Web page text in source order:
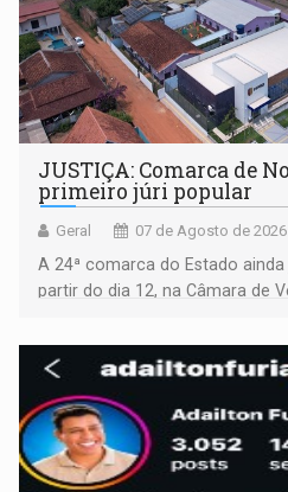
JUSTIÇA: Comarca de
primeiro júri popular
Geral 07 de Agosto de
A 24ª comarca do Estado
partir do dia 12, na Câmara de